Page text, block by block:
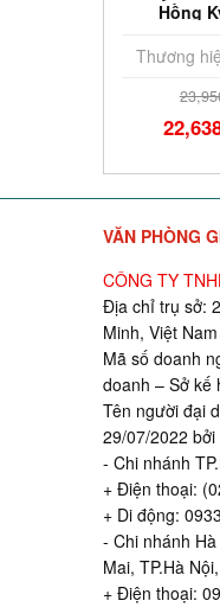
Hồng
Thương
VĂN PHÒNG
CÔNG TY
Địa chỉ trụ sở:
Minh, Việt Nam
Mã số doanh
doanh – Sở kế
Tên người đại
29/07/2022
- Chi nhánh
+ Điện thoại:
+ Di động:
- Chi nhánh
Mai, TP.Hà
+ Điện thoại: